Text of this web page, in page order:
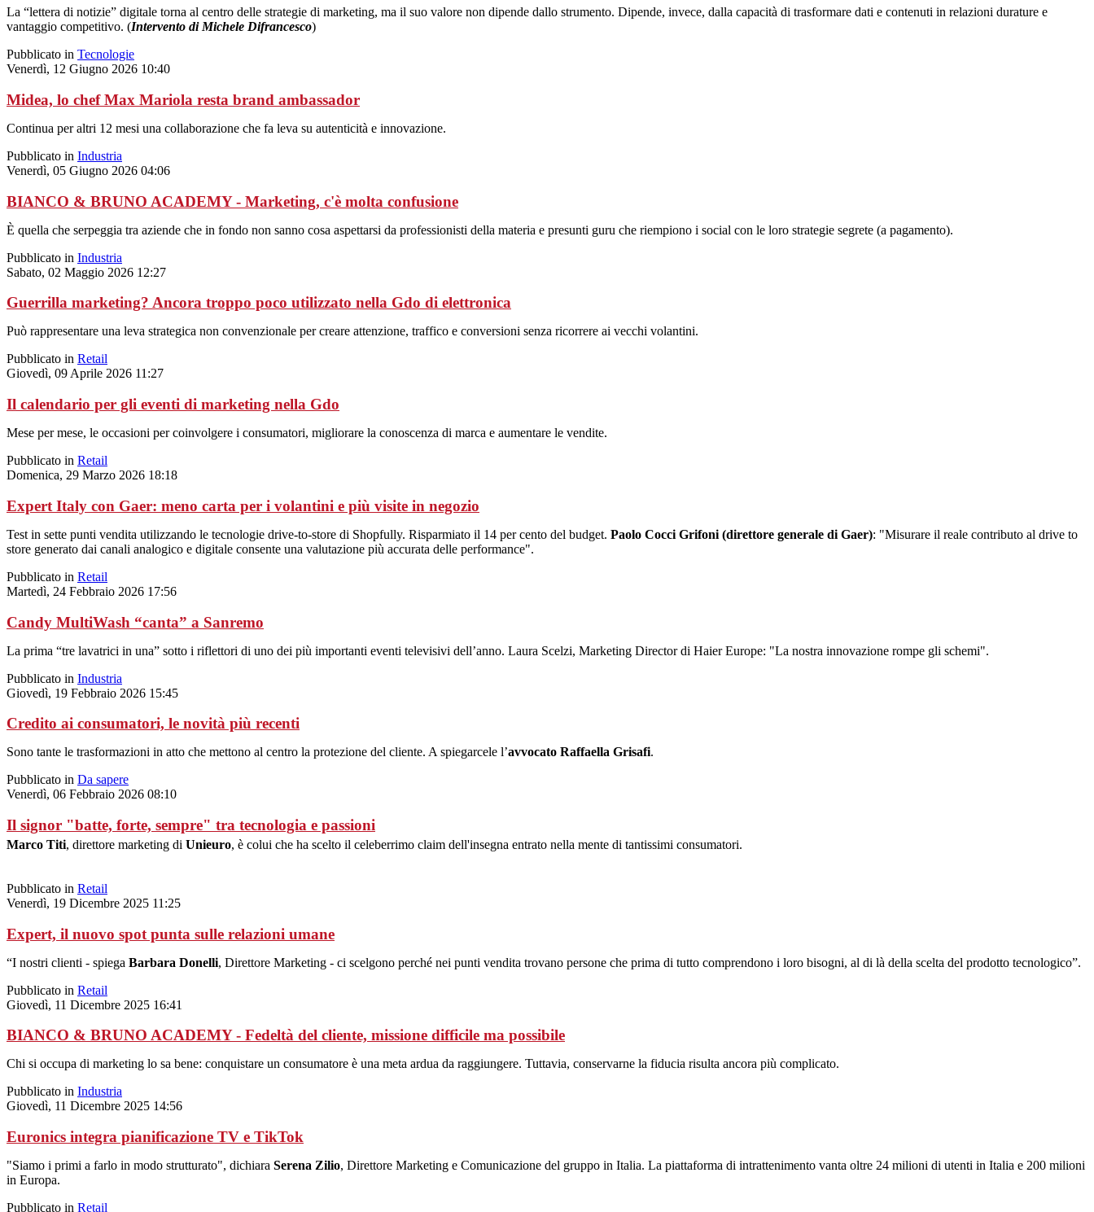
La “lettera di notizie” digitale torna al centro delle strategie di marketing, ma il suo valore non dipende dallo strumento. Dipende, invece, dalla capacità di trasformare dati e contenuti in relazioni durature e
vantaggio competitivo. (Intervento di Michele Difrancesco)
Pubblicato in Tecnologie
Venerdì, 12 Giugno 2026 10:40
Midea, lo chef Max Mariola resta brand ambassador
Continua per altri 12 mesi una collaborazione che fa leva su autenticità e innovazione.
Pubblicato in Industria
Venerdì, 05 Giugno 2026 04:06
BIANCO & BRUNO ACADEMY - Marketing, c'è molta confusione
È quella che serpeggia tra aziende che in fondo non sanno cosa aspettarsi da professionisti della materia e presunti guru che riempiono i social con le loro strategie segrete (a pagamento).
Pubblicato in Industria
Sabato, 02 Maggio 2026 12:27
Guerrilla marketing? Ancora troppo poco utilizzato nella Gdo di elettronica
Può rappresentare una leva strategica non convenzionale per creare attenzione, traffico e conversioni senza ricorrere ai vecchi volantini.
Pubblicato in Retail
Giovedì, 09 Aprile 2026 11:27
Il calendario per gli eventi di marketing nella Gdo
Mese per mese, le occasioni per coinvolgere i consumatori, migliorare la conoscenza di marca e aumentare le vendite.
Pubblicato in Retail
Domenica, 29 Marzo 2026 18:18
Expert Italy con Gaer: meno carta per i volantini e più visite in negozio
Test in sette punti vendita utilizzando le tecnologie drive-to-store di Shopfully. Risparmiato il 14 per cento del budget. Paolo Cocci Grifoni (direttore generale di Gaer): "Misurare il reale contributo al drive to
store generato dai canali analogico e digitale consente una valutazione più accurata delle performance".
Pubblicato in Retail
Martedì, 24 Febbraio 2026 17:56
Candy MultiWash “canta” a Sanremo
La prima “tre lavatrici in una” sotto i riflettori di uno dei più importanti eventi televisivi dell’anno. Laura Scelzi, Marketing Director di Haier Europe: "La nostra innovazione rompe gli schemi".
Pubblicato in Industria
Giovedì, 19 Febbraio 2026 15:45
Credito ai consumatori, le novità più recenti
Sono tante le trasformazioni in atto che mettono al centro la protezione del cliente. A spiegarcele l’avvocato Raffaella Grisafi.
Pubblicato in Da sapere
Venerdì, 06 Febbraio 2026 08:10
Il signor "batte, forte, sempre" tra tecnologia e passioni
Marco Titi, direttore marketing di Unieuro, è colui che ha scelto il celeberrimo claim dell'insegna entrato nella mente di tantissimi consumatori.
Pubblicato in Retail
Venerdì, 19 Dicembre 2025 11:25
Expert, il nuovo spot punta sulle relazioni umane
“I nostri clienti - spiega Barbara Donelli, Direttore Marketing - ci scelgono perché nei punti vendita trovano persone che prima di tutto comprendono i loro bisogni, al di là della scelta del prodotto tecnologico”.
Pubblicato in Retail
Giovedì, 11 Dicembre 2025 16:41
BIANCO & BRUNO ACADEMY - Fedeltà del cliente, missione difficile ma possibile
Chi si occupa di marketing lo sa bene: conquistare un consumatore è una meta ardua da raggiungere. Tuttavia, conservarne la fiducia risulta ancora più complicato.
Pubblicato in Industria
Giovedì, 11 Dicembre 2025 14:56
Euronics integra pianificazione TV e TikTok
"Siamo i primi a farlo in modo strutturato", dichiara Serena Zilio, Direttore Marketing e Comunicazione del gruppo in Italia. La piattaforma di intrattenimento vanta oltre 24 milioni di utenti in Italia e 200 milioni
in Europa.
Pubblicato in Retail